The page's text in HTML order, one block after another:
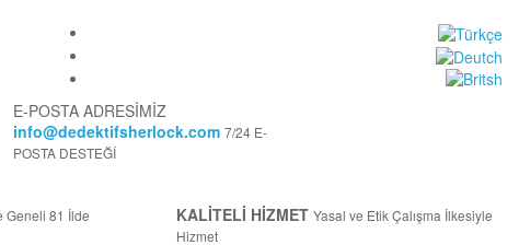
E-POSTA ADRESİMİZ
info@dedektifsherlock.com 7/24 E-
POSTA DESTEĞİ
Geneli 81 İlde
KALİTELİ HİZMET Yasal ve Etik Çalışma İlkesiyle
Hizmet